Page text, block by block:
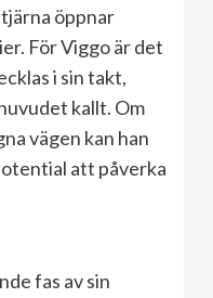
öppnar
För Viggo är det
i sin takt,
kallt. Om
vägen kan han
att påverka
fas av sin